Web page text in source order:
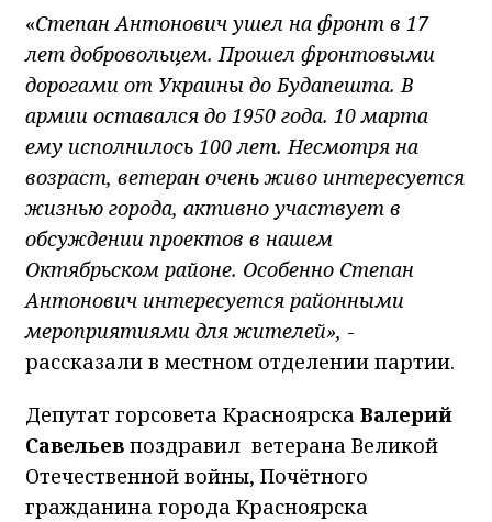
«Степан Антонович ушел на фронт в 17
лет добровольцем. Прошел фронтовыми
дорогами от Украины до Будапешта. В
армии оставался до 1950 года. 10 марта
ему исполнилось 100 лет. Несмотря на
возраст, ветеран очень живо интересуется
жизнью города, активно участвует в
обсуждении проектов в нашем
Октябрьском районе. Особенно Степан
Антонович интересуется районными
мероприятиями для жителей», -
рассказали в местном отделении партии.
Депутат горсовета Красноярска Валерий
Савельев поздравил ветерана Великой
Отечественной войны, Почётного
гражданина города Красноярска